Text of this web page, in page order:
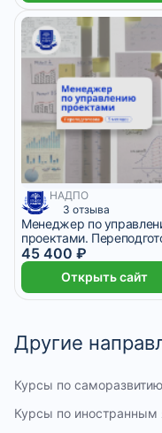
НАДПО
3 отзыва
Менеджер по
проектами.
45 400 ₽
Открыть сайт
Другие
Курсы по саморазвитию
Курсы по иностранным